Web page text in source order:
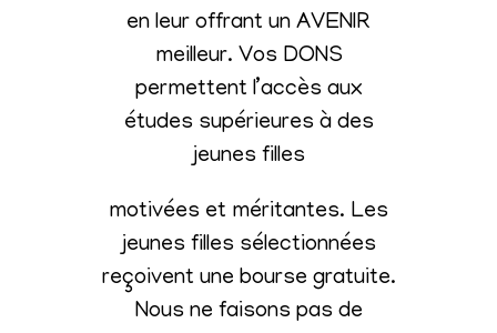
en leur offrant un AVENIR
meilleur. Vos DONS
permettent l’accès aux
études supérieures à des
jeunes filles
motivées et méritantes. Les
jeunes filles sélectionnées
reçoivent une bourse gratuite.
Nous ne faisons pas de